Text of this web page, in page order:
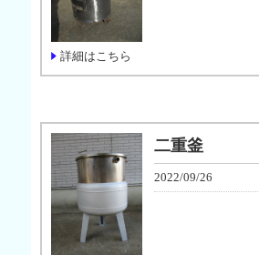
詳細はこちら
二重釜
2022/09/26